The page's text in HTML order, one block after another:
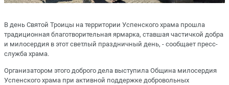
В день Святой Троицы на территории Успенского храма прошла
традиционная благотворительная ярмарка, ставшая частичкой добра
и милосердия в этот светлый праздничный день, - сообщает пресс-
служба храма.
Организатором этого доброго дела выступила Община милосердия
Успенского храма при активной поддержке добровольных